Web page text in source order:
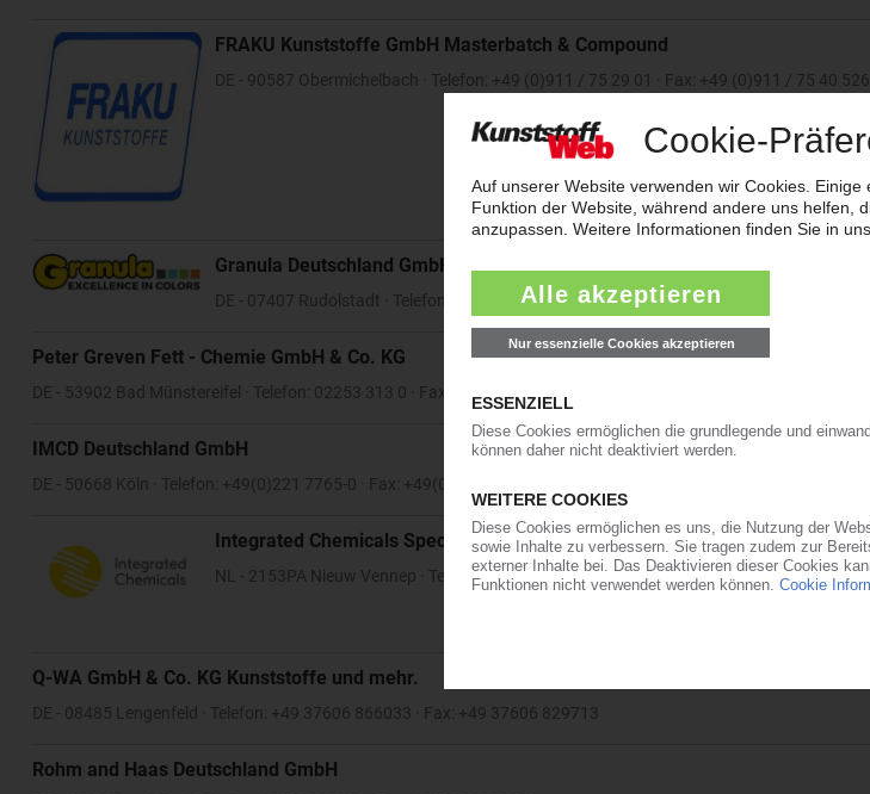
FRAKU Kunststoffe GmbH Masterbatch & Compound
DE - 90587 Obermichelbach · Telefon: +49 (0)911 / 75 29 01 · Fax: +49 (0)911 / 75 40 526
Granula Deutschland GmbH
DE - 07407 Rudolstadt · Telefon: 03672-4789-0 · Fax: 03672-4789-29
Peter Greven Fett - Chemie GmbH & Co. KG
DE - 53902 Bad Münstereifel · Telefon: 02253 313 0 · Fax: 02253 313 134
IMCD Deutschland GmbH
DE - 50668 Köln · Telefon: +49(0)221 7765-0 · Fax: +49(0)221 7765-301
Integrated Chemicals Specialties B.V.
NL - 2153PA Nieuw Vennep · Telefon: +31 252 419 020
Q-WA GmbH & Co. KG Kunststoffe und mehr.
DE - 08485 Lengenfeld · Telefon: +49 37606 866033 · Fax: +49 37606 829713
Rohm and Haas Deutschland GmbH